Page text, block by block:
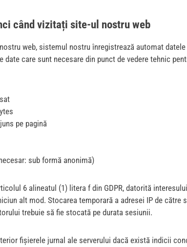
când vizitați site-ul nostru web
web, sistemul nostru înregistrează automat
date care sunt necesare din punct de vedere tehnic
pe pagină
sub formă anonimă)
6 alineatul (1) litera f din GDPR, datorită
alt mod. Stocarea temporară a adresei IP de
trebuie să fie stocată pe durata sesiunii.
fișierele jurnal ale serverului dacă există indicii